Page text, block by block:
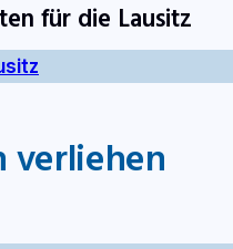
für die Lausitz
verliehen